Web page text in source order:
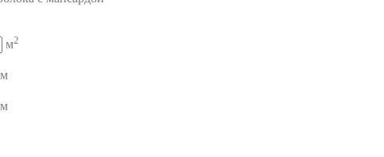
м2
м
м